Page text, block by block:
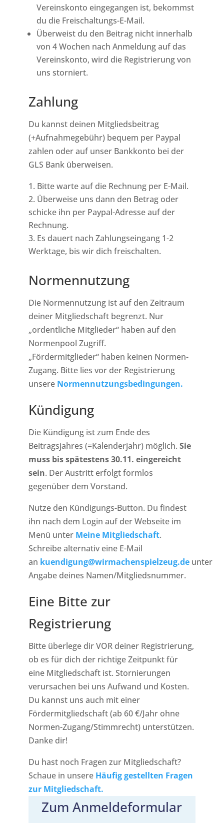
Vereinskonto eingegangen ist, bekommst
du die Freischaltungs-E-Mail.
Überweist du den Beitrag nicht innerhalb
von 4 Wochen nach Anmeldung auf das
Vereinskonto, wird die Registrierung von
uns storniert.
Zahlung
Du kannst deinen Mitgliedsbeitrag
(+Aufnahmegebühr) bequem per Paypal
zahlen oder auf unser Bankkonto bei der
GLS Bank überweisen.
Bitte warte auf die Rechnung per E-Mail.
Überweise uns dann den Betrag oder
schicke ihn per Paypal-Adresse auf der
Rechnung.
Es dauert nach Zahlungseingang 1-2
Werktage, bis wir dich freischalten.
Normennutzung
Die Normennutzung ist auf den Zeitraum
deiner Mitgliedschaft begrenzt. Nur
„ordentliche Mitglieder“ haben auf den
Normenpool Zugriff.
„Fördermitglieder“ haben keinen Normen-
Zugang. Bitte lies vor der Registrierung
unsere Normennutzungsbedingungen.
Kündigung
Die Kündigung ist zum Ende des
Beitragsjahres (=Kalenderjahr) möglich. Sie
muss bis spätestens 30.11. eingereicht
sein. Der Austritt erfolgt formlos
gegenüber dem Vorstand.
Nutze den Kündigungs-Button. Du findest
ihn nach dem Login auf der Webseite im
Menü unter Meine Mitgliedschaft.
Schreibe alternativ eine E-Mail
an kuendigung@wirmachenspielzeug.deunter
Angabe deines Namen/Mitgliedsnummer.
Eine Bitte zur
Registrierung
Bitte überlege dir VOR deiner Registrierung,
ob es für dich der richtige Zeitpunkt für
eine Mitgliedschaft ist. Stornierungen
verursachen bei uns Aufwand und Kosten.
Du kannst uns auch mit einer
Fördermitgliedschaft (ab 60 €/Jahr ohne
Normen-Zugang/Stimmrecht) unterstützen.
Danke dir!
Du hast noch Fragen zur Mitgliedschaft?
Schaue in unsere Häufig gestellten Fragen
zur Mitgliedschaft.
Zum Anmeldeformular